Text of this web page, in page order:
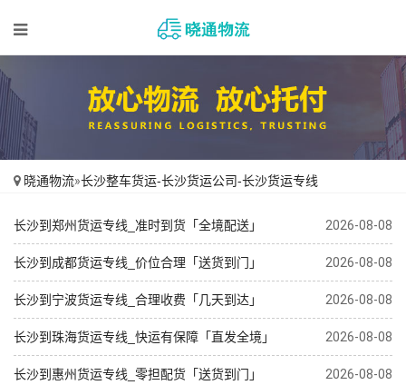
晓通物流»长沙整车货运-长沙货运公司-长沙货运专线
长沙到郑州货运专线_准时到货「全境配送」 2026-08-08
长沙到成都货运专线_价位合理「送货到门」 2026-08-08
长沙到宁波货运专线_合理收费「几天到达」 2026-08-08
长沙到珠海货运专线_快运有保障「直发全境」 2026-08-08
长沙到惠州货运专线_零担配货「送货到门」 2026-08-08